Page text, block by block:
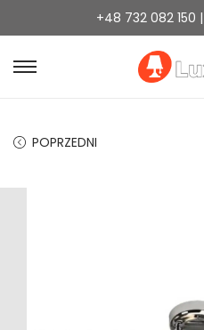
+48 732 082 150
POPRZEDNI